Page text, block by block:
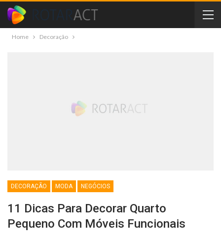
Home Decoração
DECORAÇÃO MODA NEGÓCIOS
11 Dicas Para Decorar Quarto
Pequeno Com Móveis Funcionais